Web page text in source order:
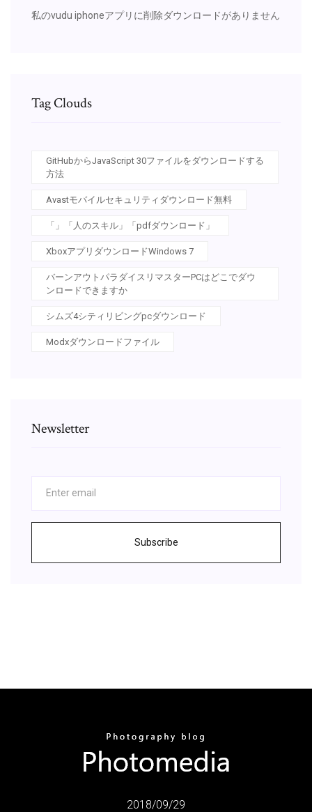
私のvudu iphoneアプリに削除ダウンロードがありません
Tag Clouds
GitHubからJavaScript 30ファイルをダウンロードする
方法
Avastモバイルセキュリティダウンロード無料
「」「人のスキル」「pdfダウンロード」
XboxアプリダウンロードWindows 7
バーンアウトパラダイスリマスターPCはどこでダウ
ンロードできますか
シムズ4シティリビングpcダウンロード
Modxダウンロードファイル
Newsletter
Subscribe
2018/09/29